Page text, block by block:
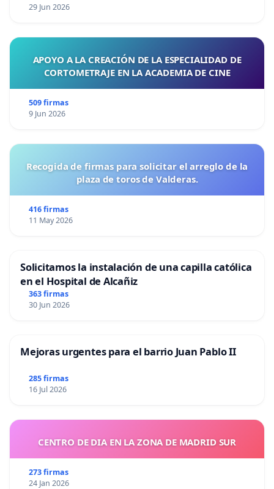
29 Jun 2026
APOYO A LA CREACIÓN DE LA ESPECIALIDAD DE
CORTOMETRAJE EN LA ACADEMIA DE CINE
509 firmas
9 Jun 2026
Recogida de firmas para solicitar el arreglo de la
plaza de toros de Valderas.
416 firmas
11 May 2026
Solicitamos la instalación de una capilla católica
en el Hospital de Alcañiz
363 firmas
30 Jun 2026
Mejoras urgentes para el barrio Juan Pablo II
285 firmas
16 Jul 2026
CENTRO DE DIA EN LA ZONA DE MADRID SUR
273 firmas
24 Jan 2026